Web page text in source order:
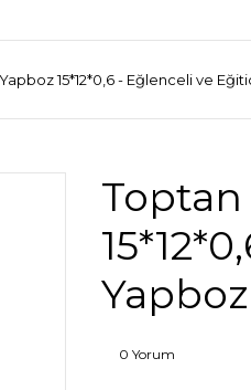
15*12*0,6 - Eğlenceli ve
Toptan
Yapboz
0 Yorum